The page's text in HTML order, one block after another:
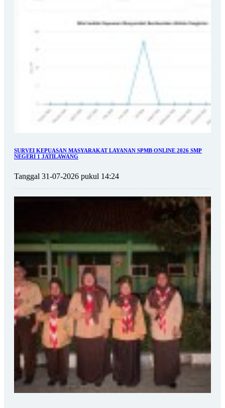
SURVEI KEPUASAN MASYARAKAT LAYANAN SPMB ONLINE 2026 SMP
NEGERI 1 JATILAWANG
Tanggal 31-07-2026 pukul 14:24